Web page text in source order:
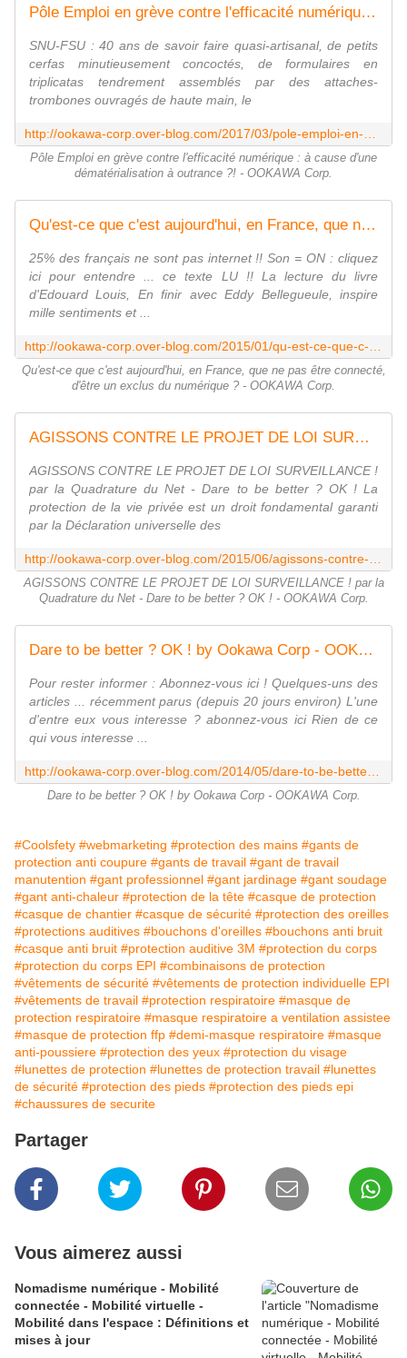
Pôle Emploi en grève contre l'efficacité numérique : à cause d'une dématérialisation à outrance ?! - OOKAWA Corp.
SNU-FSU : 40 ans de savoir faire quasi-artisanal, de petits
cerfas minutieusement concoctés, de formulaires en
triplicatas tendrement assemblés par des attaches-
trombones ouvragés de haute main, le
Pôle Emploi en grève contre l'efficacité numérique : à cause d'une
dématérialisation à outrance ?! - OOKAWA Corp.
Qu'est-ce que c'est aujourd'hui, en France, que ne pas être connecté, d'être un exclus du numérique ? - OOKAWA Corp.
25% des français ne sont pas internet !! Son = ON : cliquez
ici pour entendre ... ce texte LU !! La lecture du livre
d'Edouard Louis, En finir avec Eddy Bellegueule, inspire
mille sentiments et ...
Qu'est-ce que c'est aujourd'hui, en France, que ne pas être connecté,
d'être un exclus du numérique ? - OOKAWA Corp.
AGISSONS CONTRE LE PROJET DE LOI SURVEILLANCE ! par la Quadrature du Net - Dare to be better ? OK ! - OOKAWA Corp.
AGISSONS CONTRE LE PROJET DE LOI SURVEILLANCE !
par la Quadrature du Net - Dare to be better ? OK ! La
protection de la vie privée est un droit fondamental garanti
par la Déclaration universelle des
AGISSONS CONTRE LE PROJET DE LOI SURVEILLANCE ! par la
Quadrature du Net - Dare to be better ? OK ! - OOKAWA Corp.
Dare to be better ? OK ! by Ookawa Corp - OOKAWA Corp.
Pour rester informer : Abonnez-vous ici ! Quelques-uns des
articles ... récemment parus (depuis 20 jours environ) L'une
d'entre eux vous interesse ? abonnez-vous ici Rien de ce
qui vous interesse ...
Dare to be better ? OK ! by Ookawa Corp - OOKAWA Corp.
#Coolsfety #webmarketing #protection des mains #gants de
protection anti coupure #gants de travail #gant de travail
manutention #gant professionnel #gant jardinage #gant soudage
#gant anti-chaleur #protection de la tête #casque de protection
#casque de chantier #casque de sécurité #protection des oreilles
#protections auditives #bouchons d'oreilles #bouchons anti bruit
#casque anti bruit #protection auditive 3M #protection du corps
#protection du corps EPI #combinaisons de protection
#vêtements de sécurité #vêtements de protection individuelle EPI
#vêtements de travail #protection respiratoire #masque de
protection respiratoire #masque respiratoire a ventilation assistee
#masque de protection ffp #demi-masque respiratoire #masque
anti-poussiere #protection des yeux #protection du visage
#lunettes de protection #lunettes de protection travail #lunettes
de sécurité #protection des pieds #protection des pieds epi
#chaussures de securite
Partager
Vous aimerez aussi
Nomadisme numérique - Mobilité
connectée - Mobilité virtuelle -
Mobilité dans l'espace : Définitions et
mises à jour